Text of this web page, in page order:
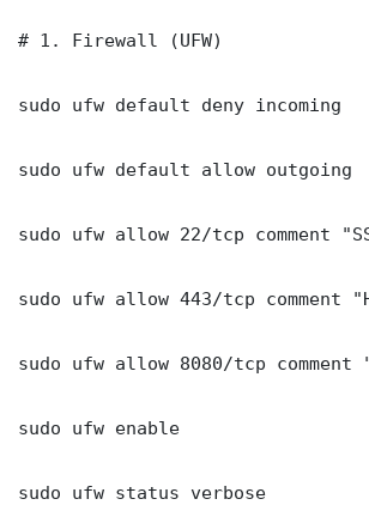
# 1. Firewall (UFW)
sudo ufw default deny incoming
sudo ufw default allow outgoing
sudo ufw allow 22/tcp comment
sudo ufw allow 443/tcp comment
sudo ufw allow 8080/tcp comment
sudo ufw enable
sudo ufw status verbose